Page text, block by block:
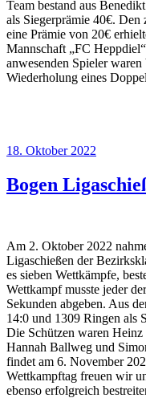
Team bestand aus
als Siegerprämie 40€. Den
eine Prämie von 20€
Mannschaft „FC
anwesenden Spieler
Wiederholung eines
Veröffentlicht
18. Oktober 2022
Bogen
Am 2. Oktober 2022
Ligaschießen der
es sieben Wettkämpfe,
Wettkampf musste jeder
Sekunden abgeben. Aus
14:0 und 1309 Ringen als
Die Schützen waren
Hannah Ballweg und
findet am 6. November
Wettkampftag freuen wir
ebenso erfolgreich